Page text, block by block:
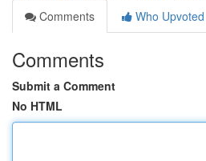
Comments
Who Upvoted
Comments
Submit a Comment
No HTML